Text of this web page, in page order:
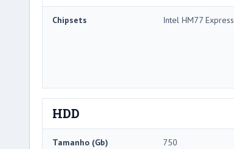
Chipsets Intel HM77 Express
HDD
Tamanho (Gb) 750